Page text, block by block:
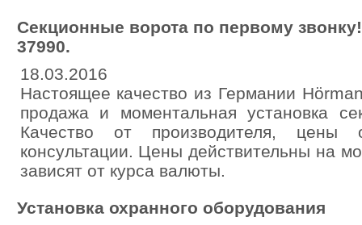
Секционные ворота по первому
37990.
18.03.2016
Настоящее качество из Германии
продажа и моментальная установка
Качество от производителя,
консультации. Цены действительны на
зависят от курса валюты.
Установка охранного оборудования